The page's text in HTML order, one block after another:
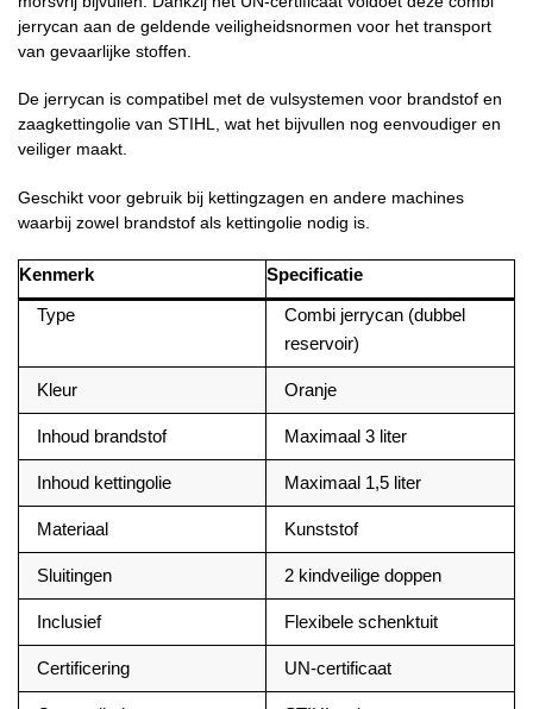
jerrycan aan de geldende veiligheidsnormen voor het transport
van gevaarlijke stoffen.
De jerrycan is compatibel met de vulsystemen voor brandstof en
zaagkettingolie van STIHL, wat het bijvullen nog eenvoudiger en
veiliger maakt.
Geschikt voor gebruik bij kettingzagen en andere machines
waarbij zowel brandstof als kettingolie nodig is.
Kenmerk
Specificatie
Type
Combi jerrycan (dubbel
reservoir)
Kleur Oranje
Inhoud brandstof Maximaal 3 liter
Inhoud kettingolie Maximaal 1,5 liter
Materiaal Kunststof
Sluitingen 2 kindveilige doppen
Inclusief Flexibele schenktuit
Certificering UN-certificaat